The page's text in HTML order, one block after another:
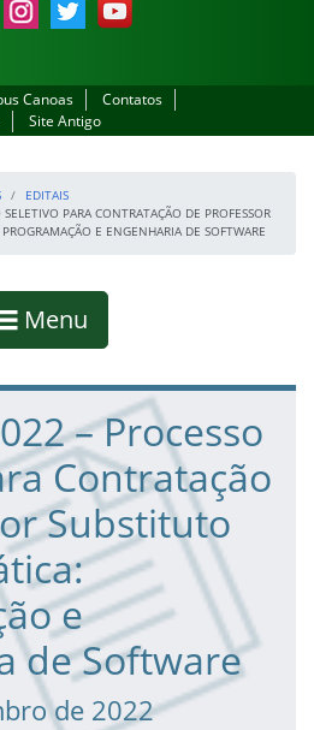
Canoas
Contatos
Site Antigo
EDITAIS
PARA CONTRATAÇÃO DE PROFESSOR
E ENGENHARIA DE SOFTWARE
Mostrar
Menu
– Processo
Contratação
Substituto
e
de Software
de 2022